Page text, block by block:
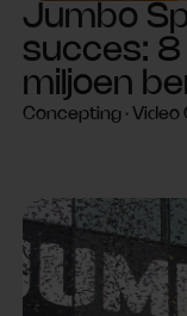
Jumbo
succes: 8
miljoen
Concepting ·